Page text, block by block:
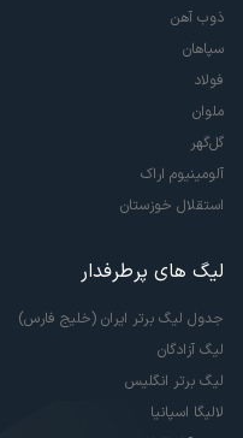
ذوب آهن
سپاهان
فولاد
ملوان
گل‌گهر
آلومینیوم اراک
استقلال خوزستان
لیگ های پرطرفدار
جدول لیگ برتر ایران (خلیج فارس)
لیگ آزادگان
لیگ برتر انگلیس
لالیگا اسپانیا